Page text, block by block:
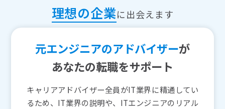
理想の企業に出会えます
元エンジニアのアドバイザーが
あなたの転職をサポート
キャリアアドバイザー全員がIT業界に精通してい
るため、IT業界の説明や、ITエンジニアのリアル